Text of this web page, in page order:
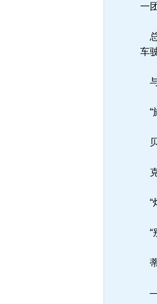
一
总
车
与
“
克
“
“
蒂